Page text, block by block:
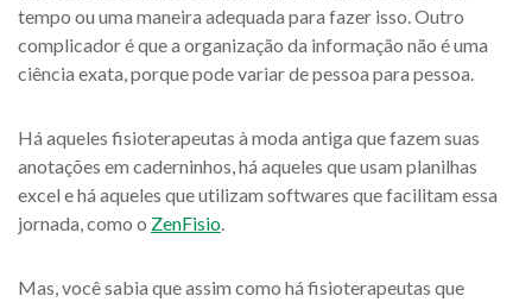
tempo ou uma maneira adequada para fazer isso. Outro
complicador é que a organização da informação não é uma
ciência exata, porque pode variar de pessoa para pessoa.
Há aqueles fisioterapeutas à moda antiga que fazem suas
anotações em caderninhos, há aqueles que usam planilhas
excel e há aqueles que utilizam softwares que facilitam essa
jornada, como o ZenFisio.
Mas, você sabia que assim como há fisioterapeutas que